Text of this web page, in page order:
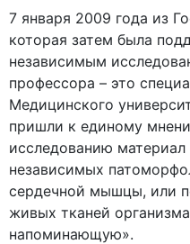
7 января 2009 года из
которая затем была
независимым
профессора – это
Медицинского
пришли к единому
исследованию
независимых
сердечной мышцы, или
живых тканей
напоминающую».